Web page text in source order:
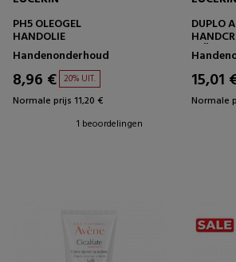
PH5 OLEOGEL
HANDOLIE
Handenonderhoud
8,96 € 20% UIT.
Normale prijs 11,20 €
1 beoordelingen
DUPLO
15,01
Normale